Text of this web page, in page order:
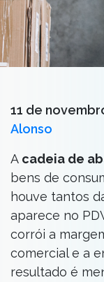
11 de
Alonso
A cadeia de
bens de
houve tantos
aparece no
corrói a
comercial e a
resultado é